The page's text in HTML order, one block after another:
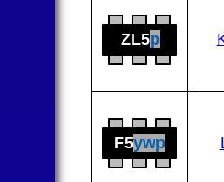
ZL5p
F5ywp